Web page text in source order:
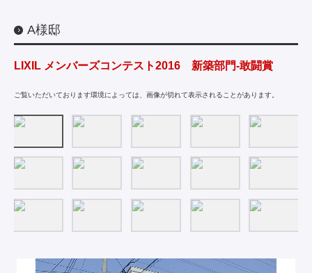
A様邸
LIXIL メンバーズコンテスト2016 新築部門-敢闘賞
ご覧いただいております環境によっては、画像が切れて表示されることがあります。